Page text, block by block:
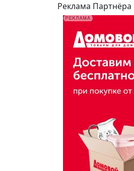
Реклама Партнёра